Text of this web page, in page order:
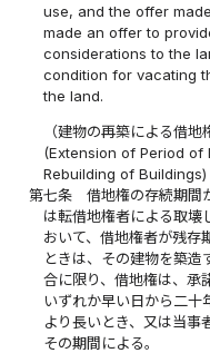
use, and the offer
made an offer to
considerations to the
condition for vacating
the land.
（建物の再築による借地
(Extension of Period of
Rebuilding of Buildings)
第七条
借地権の存続期間
は転借地権者による取壊
おいて、借地権者が残存
ときは、その建物を築
合に限り、借地権は、承
いずれか早い日から二十
より長いとき、又は当事
その期間による。